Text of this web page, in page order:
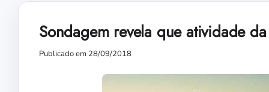
Sondagem revela que atividade
Publicado em 28/09/2018